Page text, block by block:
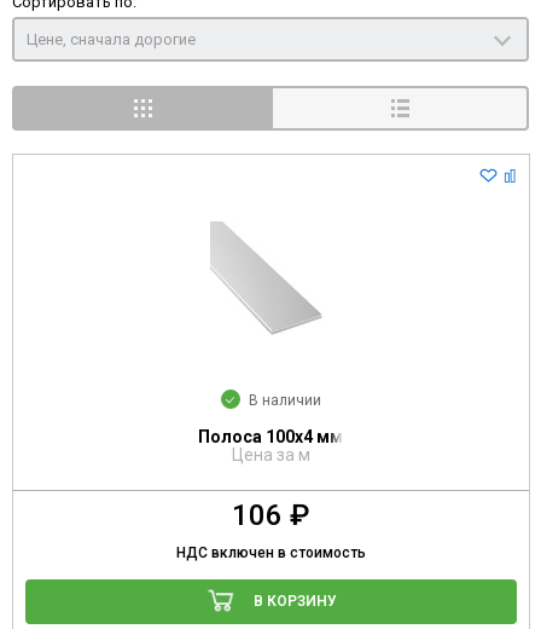
Цене, сначала дорогие
В наличии
Полоса 100х4 мм
Цена за м
106 ₽
НДС включен в стоимость
В КОРЗИНУ